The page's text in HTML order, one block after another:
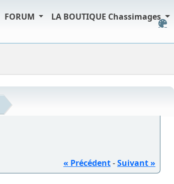
FORUM LA BOUTIQUE Chassimages
« Précédent-Suivant »